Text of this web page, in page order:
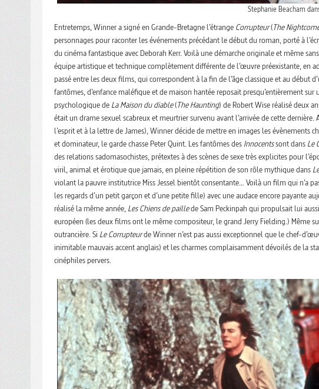
Stephanie Beacham
Entretemps, Winner a signé en Grande-Bretagne l’étrange Corrupteur(The
personnages pour raconter les événements précédant le début du roman, porté à
du cinéma fantastique avec Deborah Kerr. Voilà une démarche originale et même
équipe artistique et technique complètement différente de l’œuvre préexistante, en
passé entre les deux films, qui correspondent à la fin de l’âge classique et au début
fantômes, d’enfance maléfique et de maison hantée reposait presqu’entièrement
psychologique de La Maison du diable(The Haunting) de Robert Wise réalisé deux
était un drame sexuel scabreux et meurtrier survenu avant l’arrivée de cette
l’esprit et à la lettre de James), Winner décide de mettre en images les
et dominateur, le garde chasse Peter Quint. Les fantômes des Innocentssont dans Le
des relations sadomasochistes, prétextes à des scènes de sexe très explicites pour
viril, animal et érotique que jamais, en pleine répétition de son rôle mythique dans
violant la pauvre institutrice Miss Jessel bientôt consentante… Voilà un film qui n’a
les regards d’un petit garçon et d’une petite fille) avec une audace encore payante
réalisé la même année, Les Chiens de paillede Sam Peckinpah qui propulsait lui
européen (les deux films ont le même compositeur, le grand Jerry Fielding.) Même
outrancière. Si Le Corrupteurde Winner n’est pas aussi exceptionnel que le chef-
inimitable mauvais accent anglais) et les charmes complaisamment dévoilés de la
cinéphiles pervers.